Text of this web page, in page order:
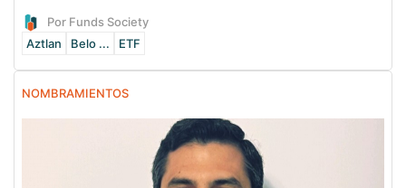
Por Funds Society
Aztlan
Belo ... ETF
NOMBRAMIENTOS